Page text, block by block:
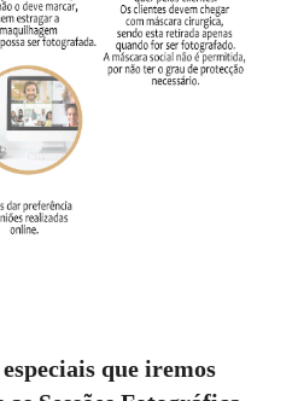
que iremos